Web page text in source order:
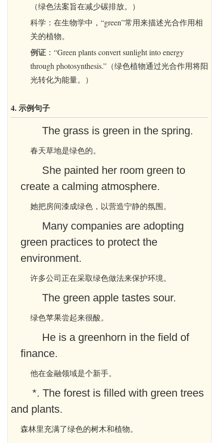
（绿色法案旨在减少碳排放。）
科学：在生物学中，“green”常用来描述光合作用相
关的植物。
例证 ：“Green plants convert sunlight into energy
through photosynthesis.”（绿色植物通过光合作用将阳
光转化为能量。）
4. 示例句子
The grass is green in the spring.
春天草地是绿色的。
She painted her room green to
create a calming atmosphere.
她把房间漆成绿色，以营造宁静的氛围。
Many companies are adopting
green practices to protect the
environment.
许多公司正在采取绿色做法来保护环境。
The green apple tastes sour.
绿色苹果尝起来很酸。
He is a greenhorn in the field of
finance.
他在金融领域是个新手。
*. The forest is filled with green trees
and plants.
森林里充满了绿色的树木和植物。